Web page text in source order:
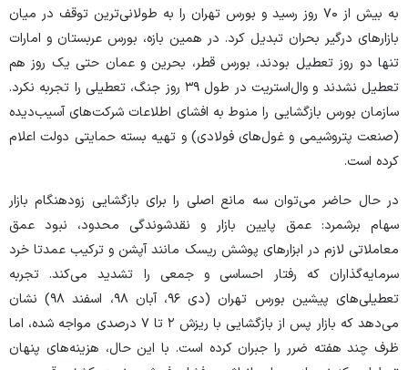
به بیش از ۷۰ روز رسید و بورس تهران را به طولانی‌ترین توقف در میان
بازار‌های درگیر بحران تبدیل کرد. در همین بازه، بورس عربستان و امارات
تنها دو روز تعطیل بودند، بورس قطر، بحرین و عمان حتی یک روز هم
تعطیل نشدند و وال‌استریت در طول ۳۹ روز جنگ، تعطیلی را تجربه نکرد.
سازمان بورس بازگشایی را منوط به افشای اطلاعات شرکت‌های آسیب‌دیده
(صنعت پتروشیمی و غول‌های فولادی) و تهیه بسته حمایتی دولت اعلام
کرده است.
در حال حاضر می‌توان سه مانع اصلی را برای بازگشایی زودهنگام بازار
سهام برشمرد: عمق پایین بازار و نقدشوندگی محدود، نبود عمق
معاملاتی لازم در ابزار‌های پوشش ریسک مانند آپشن و ترکیب عمدتا خرد
سرمایه‌گذاران که رفتار احساسی و جمعی را تشدید می‌کند. تجربه
تعطیلی‌های پیشین بورس تهران (دی ۹۶، آبان ۹۸، اسفند ۹۸) نشان
می‌دهد که بازار پس از بازگشایی با ریزش ۲ تا ۷ درصدی مواجه شده، اما
ظرف چند هفته ضرر را جبران کرده است. با این حال، هزینه‌های پنهان